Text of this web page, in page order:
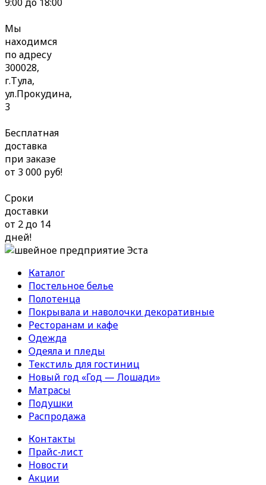
Мы
находимся
по адресу
300028,
г.Тула,
ул.Прокудина,
3
Бесплатная
доставка
при заказе
от 3 000 руб!
Сроки
доставки
от 2 до 14
дней!
Каталог
Постельное белье
Полотенца
Покрывала и наволочки декоративные
Ресторанам и кафе
Одежда
Одеяла и пледы
Текстиль для гостиниц
Новый год «Год — Лошади»
Матрасы
Подушки
Распродажа
Контакты
Прайс-лист
Новости
Акции